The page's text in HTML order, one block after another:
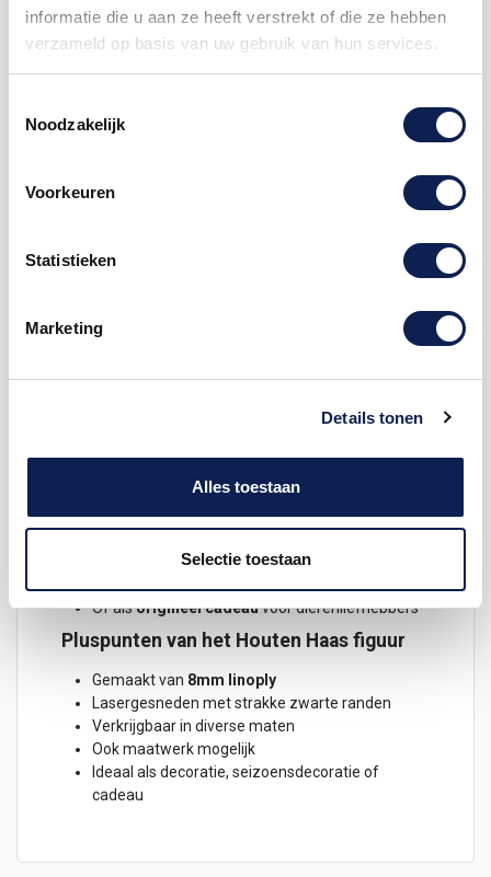
informatie die u aan ze heeft verstrekt of die ze hebben
verzameld op basis van uw gebruik van hun services.
Noodzakelijk
Voorkeuren
Statistieken
Marketing
Details tonen
Alles toestaan
Selectie toestaan
Hoogwaardig materiaal
Het figuur is gemaakt van 8mm linoply, een stevig en
Verkrijgbaar in diverse maten
langste zijde: is het figuur breder dan hoog, dan geldt
de breedte, anders de hoogte. Zo kies je altijd de
Maatwerk mogelijk
contact met ons op om de mogelijkheden te
Het houten Haas figuur is veelzijdig te gebruiken:
of kinderkamer
Voorseizoensdecoratie, zoals Pasen of
creatief project, bijvoorbeeld om zelf te
schilderen of te bewerken
Of alsorigineel cadeauvoor dierenliefhebbers
Pluspunten van het Houten Haas figuur
Gemaakt van 8mm linoply
Lasergesneden met strakke zwarte randen
Verkrijgbaar in diverse maten
Ook maatwerk mogelijk
Ideaal als decoratie, seizoensdecoratie of
cadeau